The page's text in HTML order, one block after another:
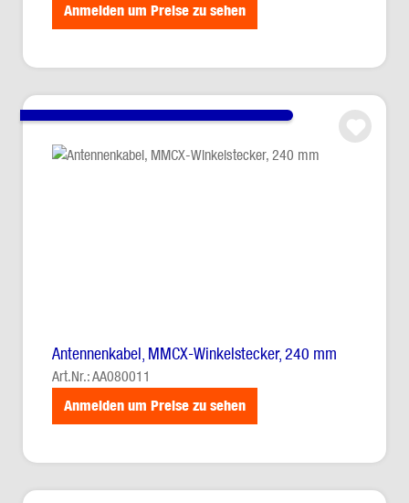
Anmelden um Preise zu sehen
Antennenkabel, MMCX-Winkelstecker, 240 mm
Art.Nr.: AA080011
Anmelden um Preise zu sehen